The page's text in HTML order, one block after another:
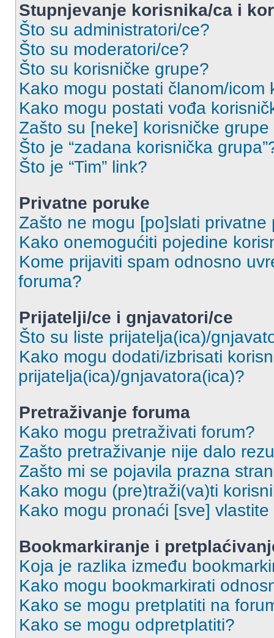
Stupnjevanje korisnika/ca i
Što su administratori/ce?
Što su moderatori/ce?
Što su korisničke grupe?
Kako mogu postati članom/icom
Kako mogu postati vođa
Zašto su [neke] korisničke
Što je “zadana korisnička
Što je “Tim” link?
Privatne poruke
Zašto ne mogu [po]slati privatne
Kako onemogućiti pojedine
Kome prijaviti spam odnosno
foruma?
Prijatelji/ce i gnjavatori/ce
Što su liste prijatelja(ica)/
Kako mogu dodati/izbrisati
prijatelja(ica)/gnjavatora(ica)?
Pretraživanje foruma
Kako mogu pretraživati forum?
Zašto pretraživanje nije dalo
Zašto mi se pojavila prazna
Kako mogu (pre)traži(va)ti
Kako mogu pronaći [sve]
Bookmarkiranje i
Koja je razlika između
Kako mogu bookmarkirati
Kako se mogu pretplatiti na
Kako se mogu odpretplatiti?